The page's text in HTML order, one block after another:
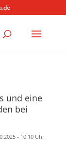
und eine
bei
- 10:10 Uhr